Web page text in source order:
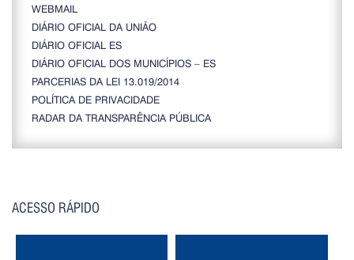
WEBMAIL
DIÁRIO OFICIAL DA UNIÃO
DIÁRIO OFICIAL ES
DIÁRIO OFICIAL DOS MUNICÍPIOS – ES
PARCERIAS DA LEI 13.019/2014
POLÍTICA DE PRIVACIDADE
RADAR DA TRANSPARÊNCIA PÚBLICA
ACESSO RÁPIDO